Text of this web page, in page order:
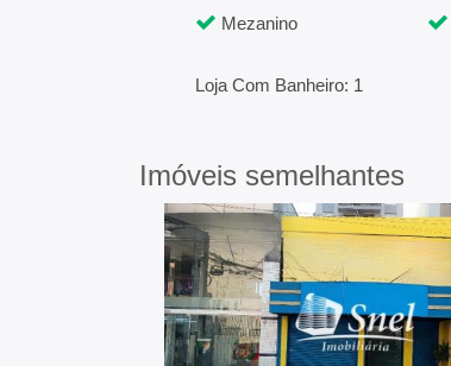
Mezanino
Loja Com Banheiro: 1
Imóveis semelhantes